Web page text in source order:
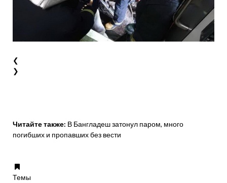
❮
❯
Читайте также: В Бангладеш затонул паром, много
погибших и пропавших без вести
Темы